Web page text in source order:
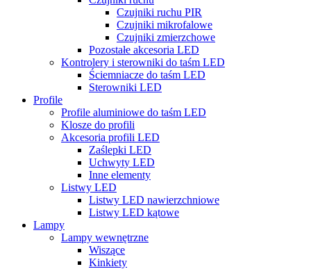
Czujniki ruchu PIR
Czujniki mikrofalowe
Czujniki zmierzchowe
Pozostałe akcesoria LED
Kontrolery i sterowniki do taśm LED
Ściemniacze do taśm LED
Sterowniki LED
Profile
Profile aluminiowe do taśm LED
Klosze do profili
Akcesoria profili LED
Zaślepki LED
Uchwyty LED
Inne elementy
Listwy LED
Listwy LED nawierzchniowe
Listwy LED kątowe
Lampy
Lampy wewnętrzne
Wiszące
Kinkiety